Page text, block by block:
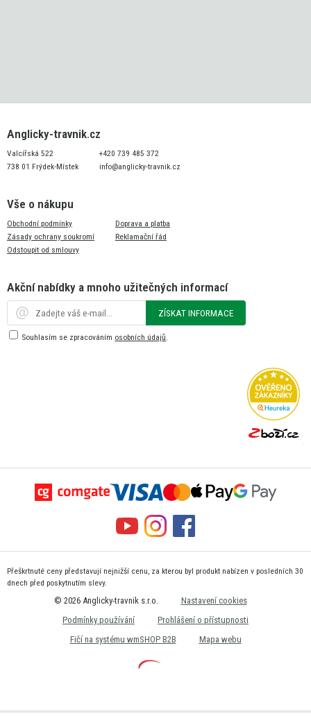
Anglicky-travnik.cz
Valcířská 522
738 01 Frýdek-Místek
+420 739 485 372
info@anglicky-travnik.cz
Vše o nákupu
Obchodní podmínky
Zásady ochrany soukromí
Odstoupit od smlouvy
Doprava a platba
Reklamační řád
Akční nabídky a mnoho užitečných informací
ZÍSKAT INFORMACE
Souhlasím se zpracováním osobních údajů
Přeškrtnuté ceny představují nejnižší cenu, za kterou byl produkt nabízen v posledních 30
dnech před poskytnutím slevy.
© 2026 Anglicky-travnik s.r.o.
Nastavení cookies
Podmínky používání
Prohlášení o přístupnosti
Fičí na systému wmSHOP B2B
Mapa webu